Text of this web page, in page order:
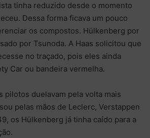
tinha reduzido desde o momento
Dessa forma ficava um pouco
os compostos. Hülkenberg por
por Tsunoda. A Haas solicitou que
no traçado, pois eles ainda
Car ou bandeira vermelha.
pilotos duelavam pela volta mais
pelas mãos de Leclerc, Verstappen
os Hülkenberg já tinha caído para a